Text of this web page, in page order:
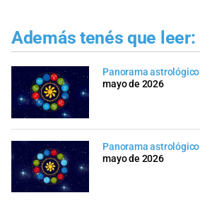
Además tenés que leer:
Panorama astrológico
mayo de 2026
Panorama astrológico
mayo de 2026